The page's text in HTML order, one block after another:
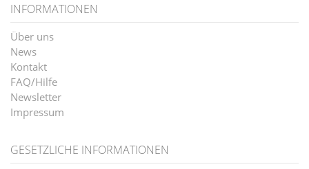
INFORMATIONEN
Über uns
News
Kontakt
FAQ/Hilfe
Newsletter
Impressum
GESETZLICHE INFORMATIONEN